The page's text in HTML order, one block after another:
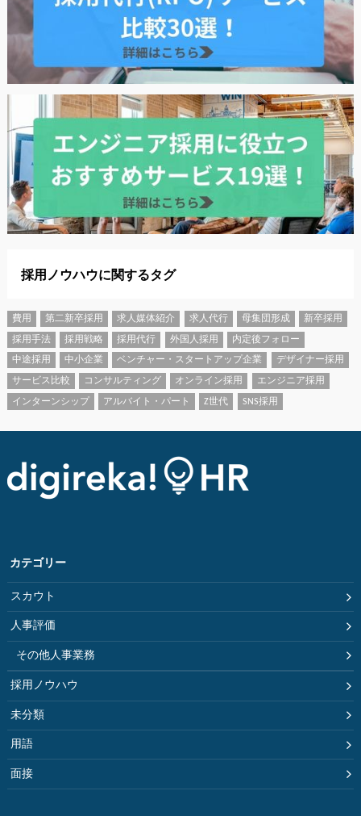
採用ノウハウに関するタグ
費用 第二新卒採用 求人媒体紹介 求人代行 母集団形成 新卒採用
採用手法 採用戦略 採用代行 外国人採用 内定後フォロー
中途採用 中小企業 ベンチャー・スタートアップ企業 デザイナー採用
サービス比較 コンサルティング オンライン採用 エンジニア採用
インターンシップ アルバイト・パート Z世代 SNS採用
カテゴリー
スカウト
人事評価
その他人事業務
採用ノウハウ
未分類
用語
面接